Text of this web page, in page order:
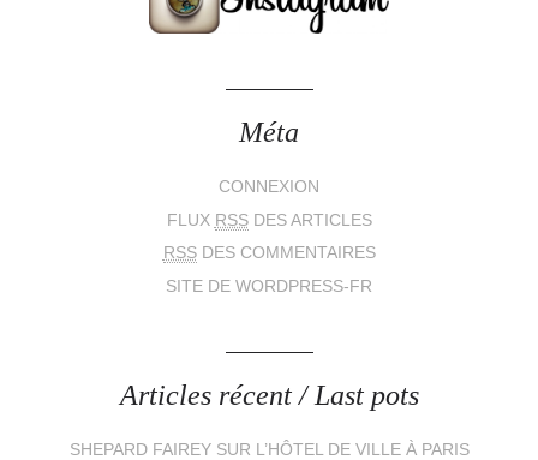
Méta
CONNEXION
FLUX RSSDES ARTICLES
RSSDES COMMENTAIRES
SITE DE WORDPRESS-FR
Articles récent / Last pots
SHEPARD FAIREY SUR L’HÔTEL DE VILLE À PARIS